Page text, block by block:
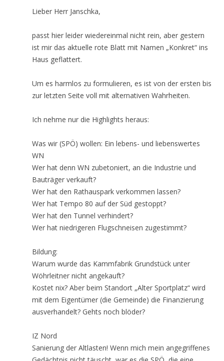
Lieber Herr Janschka,
passt hier leider wiedereinmal nicht rein, aber gestern
ist mir das aktuelle rote Blatt mit Namen „Konkret“ ins
Haus geflattert.
Um es harmlos zu formulieren, es ist von der ersten bis
zur letzten Seite voll mit alternativen Wahrheiten.
Ich nehme nur die Highlights heraus:
Was wir (SPÖ) wollen: Ein lebens- und liebenswertes
WN
Wer hat denn WN zubetoniert, an die Industrie und
Bauträger verkauft?
Wer hat den Rathauspark verkommen lassen?
Wer hat Tempo 80 auf der Süd gestoppt?
Wer hat den Tunnel verhindert?
Wer hat niedrigeren Flugschneisen zugestimmt?
Bildung:
Warum wurde das Kammfabrik Grundstück unter
Wöhrleitner nicht angekauft?
Kostet nix? Aber beim Standort „Alter Sportplatz“ wird
mit dem Eigentümer (die Gemeinde) die Finanzierung
ausverhandelt? Gehts noch blöder?
IZ Nord
Sanierung der Altlasten! Wenn mich mein angegriffenes